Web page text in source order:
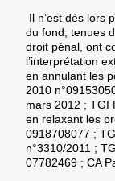
Il n’est dès lors
du fond, tenues
droit pénal, ont
l’interprétation
en annulant les
2010
mars 2012 ; TGI
en relaxant les
0918708077 ;
n°3310/2011 ;
07782469 ; CA